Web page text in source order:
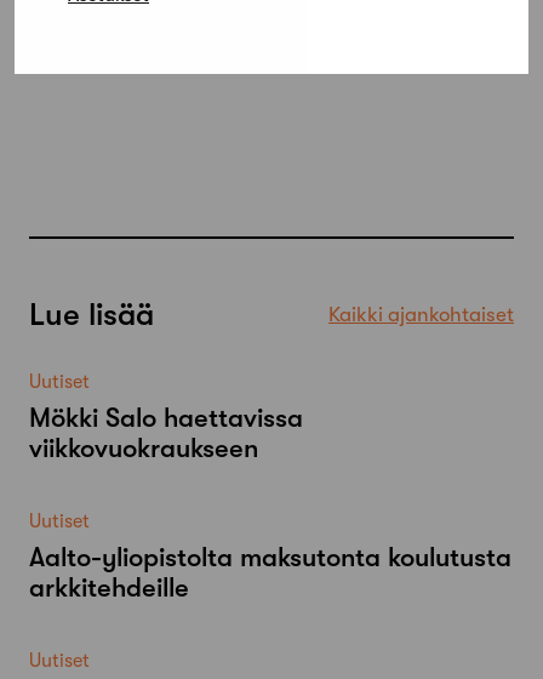
Lue lisää Kaikki ajankohtaiset
Uutiset
Mökki Salo haettavissa
viikkovuokraukseen
Uutiset
Aalto-​yliopistolta maksutonta koulutusta
arkkitehdeille
Uutiset